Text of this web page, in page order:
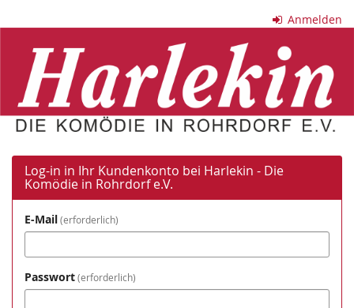
Haupt-
Inhalt
springen
Anmelden
Harlekin
Die
Komödie
in
Rohrdorf
e.V.
Log-in in Ihr Kundenkonto bei Harlekin - Die
Komödie in Rohrdorf e.V.
E-Mail erforderlich
Passwort erforderlich